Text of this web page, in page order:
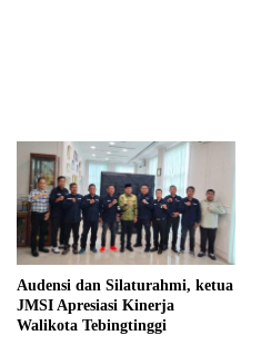
Audensi dan Silaturahmi, ketua
JMSI Apresiasi Kinerja
Walikota Tebingtinggi